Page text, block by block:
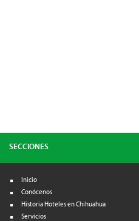
SECCIONES
Inicio
Conócenos
Historia Hoteles en Chihuahua
Servicios